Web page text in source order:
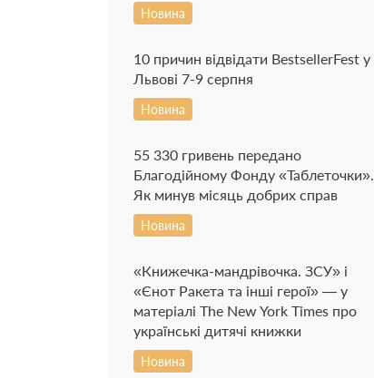
Новина
10 причин відвідати BestsellerFest у
Львові 7-9 серпня
Новина
55 330 гривень передано
Благодійному Фонду «Таблеточки».
Як минув місяць добрих справ
Новина
«Книжечка-мандрівочка. ЗСУ» і
«Єнот Ракета та інші герої» — у
матеріалі The New York Times про
українські дитячі книжки
Новина